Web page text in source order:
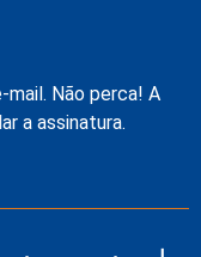
Não perca! A
a assinatura.